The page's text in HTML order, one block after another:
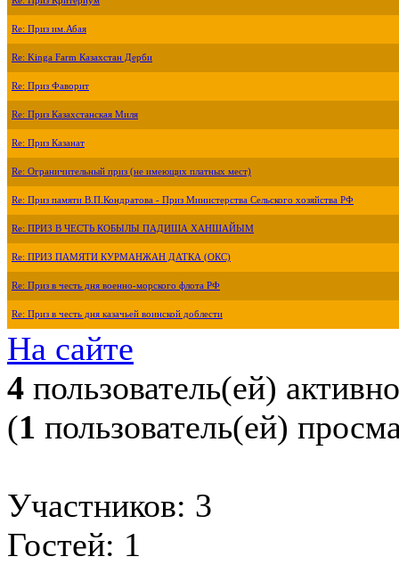
Re: Приз им.Абая
Re: Kinga Farm Казахстан Дерби
Re: Приз Фаворит
Re: Приз Казахстанская Миля
Re: Приз Казанат
Re: Ограничительный приз (не имеющих платных мест)
Re: Приз памяти В.П.Кондратова - Приз Министерства Сельского хозяйства РФ
Re: ПРИЗ В ЧЕСТЬ КОБЫЛЫ ПАДИША ХАНШАЙЫМ
Re: ПРИЗ ПАМЯТИ КУРМАНЖАН ДАТКА (ОКС)
Re: Приз в честь дня военно-морского флота РФ
Re: Приз в честь дня казачьей воинской доблести
На сайте
4 пользователь(ей) активно
(1 пользователь(ей)
Участников: 3
Гостей: 1